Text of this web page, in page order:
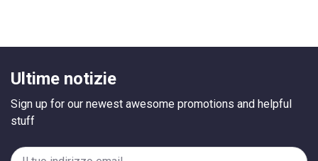
Ultime notizie
Sign up for our newest awesome promotions and helpful
stuff